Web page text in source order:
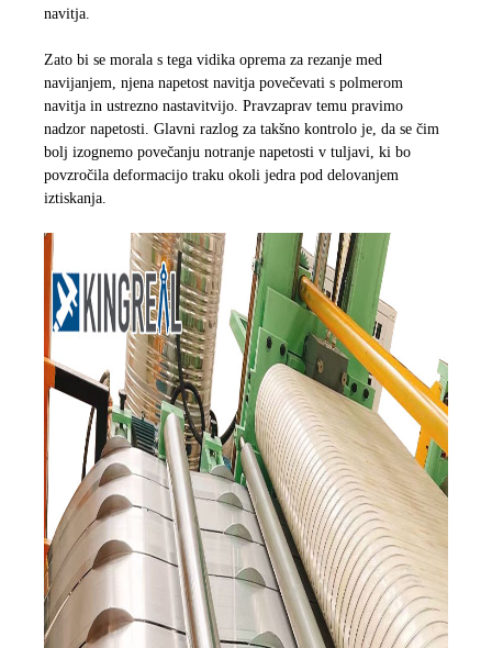
navitja.
Zato bi se morala s tega vidika oprema za rezanje med
navijanjem, njena napetost navitja povečevati s polmerom
navitja in ustrezno nastavitvijo. Pravzaprav temu pravimo
nadzor napetosti. Glavni razlog za takšno kontrolo je, da se čim
bolj izognemo povečanju notranje napetosti v tuljavi, ki bo
povzročila deformacijo traku okoli jedra pod delovanjem
iztiskanja.